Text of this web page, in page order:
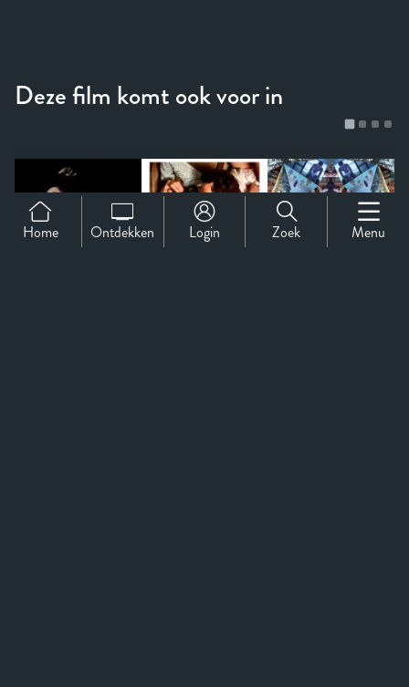
Home Ontdekken Login Zoek Menu